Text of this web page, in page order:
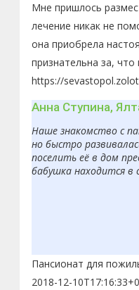
Мне пришлось
лечение никак не
она приобрела
признательна за,
https://
Анна Ступина,
Наше знакомство с
но быстро
поселить её в дом
бабушка находится в
Пансионат для
2018-12-